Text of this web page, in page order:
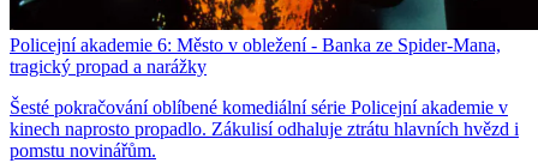
Policejní akademie 6: Město v obležení - Banka ze Spider-Mana,
tragický propad a narážky
Šesté pokračování oblíbené komediální série Policejní akademie v
kinech naprosto propadlo. Zákulisí odhaluje ztrátu hlavních hvězd i
pomstu novinářům.